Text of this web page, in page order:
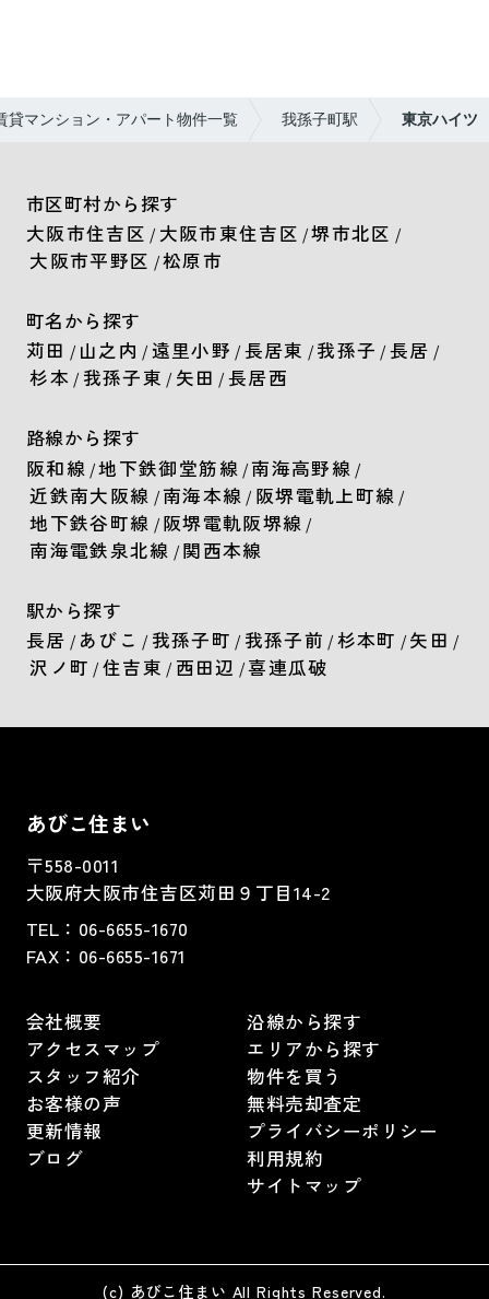
貸マンション・アパート物件一覧 我孫子町駅 東京ハイツ
市区町村から探す
大阪市住吉区 / 大阪市東住吉区 /堺市北区 /
大阪市平野区 /松原市
町名から探す
苅田 / 山之内 / 遠里小野 / 長居東 / 我孫子 / 長居 /
杉本 / 我孫子東 / 矢田 / 長居西
路線から探す
阪和線 /地下鉄御堂筋線 /南海高野線 /
近鉄南大阪線 /南海本線 / 阪堺電軌上町線 /
地下鉄谷町線 / 阪堺電軌阪堺線 /
南海電鉄泉北線 / 関西本線
駅から探す
長居 / あびこ / 我孫子町 / 我孫子前 / 杉本町 / 矢田 /
沢ノ町 / 住吉東 / 西田辺 /喜連瓜破
あびこ住まい
〒558-0011
大阪府大阪市住吉区苅田９丁目14-2
TEL： 06-6655-1670
FAX： 06-6655-1671
会社概要
アクセスマップ
スタッフ紹介
お客様の声
更新情報
ブログ
沿線から探す
エリアから探す
物件を買う
無料売却査定
プライバシーポリシー
利用規約
サイトマップ
(c) あびこ住まい All Rights Reserved.